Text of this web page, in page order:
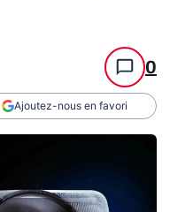
0
Ajoutez-nous en favori